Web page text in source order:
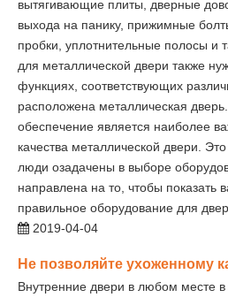
вытягивающие плиты, дверные
выхода на панику, прижимные
пробки, уплотнительные полосы и
для металлической двери также
функциях, соответствующих
расположена металлическая
обеспечение является наиболее
качества металлической двери.
люди озадачены в выборе
направлена ​​на то, чтобы показать
правильное оборудование для
2019-04-04
Внутренние двери в любом месте